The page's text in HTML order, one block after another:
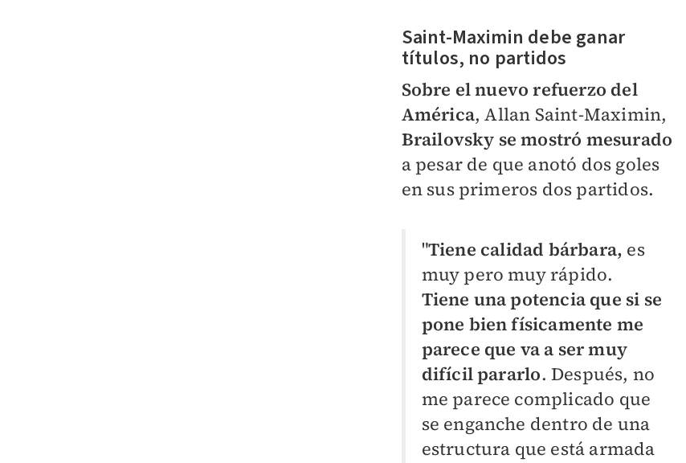
Saint-​Maximin debe ganar
títulos, no partidos
Sobre el nuevo refuerzo del
América, Allan Saint-Maximin,
Brailovsky se mostró mesurado
a pesar de que anotó dos goles
en sus primeros dos partidos.
"Tiene calidad bárbara, es
muy pero muy rápido.
Tiene una potencia que si se
pone bien físicamente me
parece que va a ser muy
difícil pararlo. Después, no
me parece complicado que
se enganche dentro de una
estructura que está armada